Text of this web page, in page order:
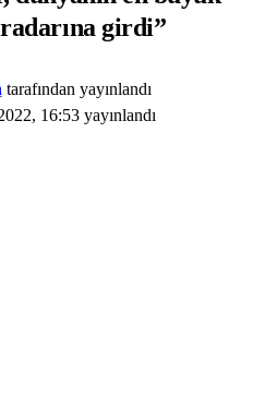
girdi”
tarafından yayınlandı
16:53 yayınlandı